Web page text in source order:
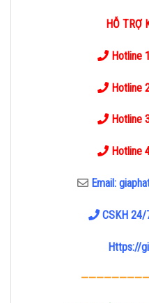
HỖ TRỢ
Hotline
Hotline
Hotline
Hotline
Email:
CSKH 24/
Https://